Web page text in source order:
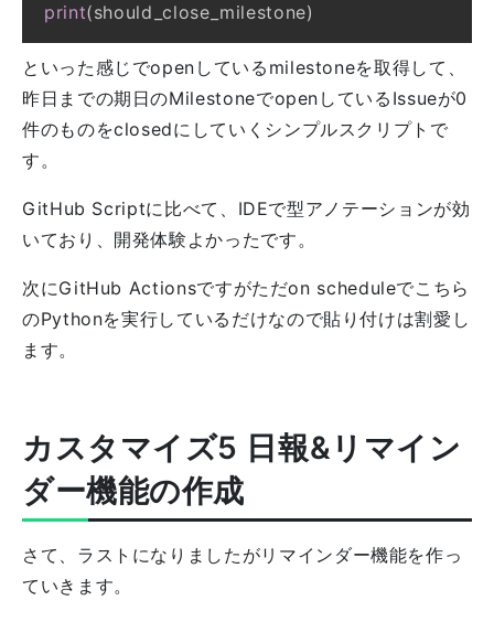
print(should_close_milestone)
といった感じでopenしているmilestoneを取得して、
昨日までの期日のMilestoneでopenしているIssueが0
件のものをclosedにしていくシンプルスクリプトで
す。
GitHub Scriptに比べて、IDEで型アノテーションが効
いており、開発体験よかったです。
次にGitHub Actionsですがただon scheduleでこちら
のPythonを実行しているだけなので貼り付けは割愛し
ます。
カスタマイズ5 日報&リマイン
ダー機能の作成
さて、ラストになりましたがリマインダー機能を作っ
ていきます。